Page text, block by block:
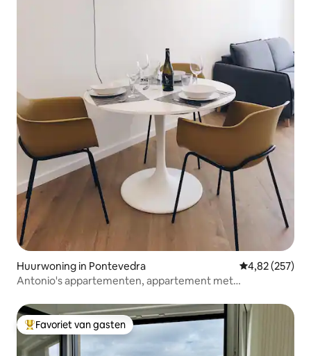
Huurwoning in Pontevedra Gemiddelde
4,82 (257)
Antonio's appartementen, appartement met
Topfavoriet van gasten
Favoriet van gasten